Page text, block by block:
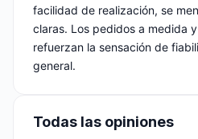
facilidad de realización, se
claras. Los pedidos a medida
refuerzan la sensación de
general.
Todas las opiniones